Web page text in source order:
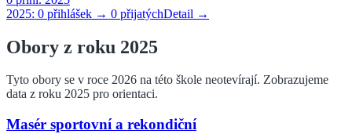
2025: 0 přihlášek → 0 přijatýchDetail →
Obory z roku 2025
Tyto obory se v roce 2026 na této škole neotevírají. Zobrazujeme
data z roku 2025 pro orientaci.
Masér sportovní a rekondiční